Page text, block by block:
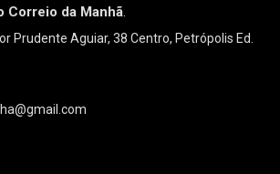
Correio da Manhã.
Prudente Aguiar, 38 Centro, Petrópolis Ed.